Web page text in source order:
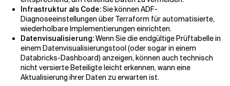
Infrastruktur als Code:Sie können ADF-
Diagnoseeinstellungen über Terraform für automatisierte,
wiederholbare Implementierungen einrichten.
Datenvisualisierung:Wenn Sie die endgültige Prüftabelle in
einem Datenvisualisierungstool (oder sogar in einem
Databricks-Dashboard) anzeigen, können auch technisch
nicht versierte Beteiligte leicht erkennen, wann eine
Aktualisierung ihrer Daten zu erwarten ist.